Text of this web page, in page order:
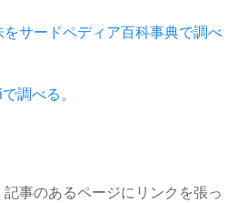
サードペディア百科事典で調べ
調べる。
事のあるページにリンクを張っ